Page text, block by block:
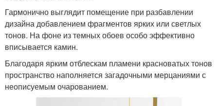
Гармонично выглядит помещение при разбавлении
дизайна добавлением фрагментов ярких или светлых
тонов. На фоне из темных обоев особо эффективно
вписывается камин.
Благодаря ярким отблескам пламени красноватых тонов
пространство наполняется загадочными мерцаниями с
неописуемым очарованием.